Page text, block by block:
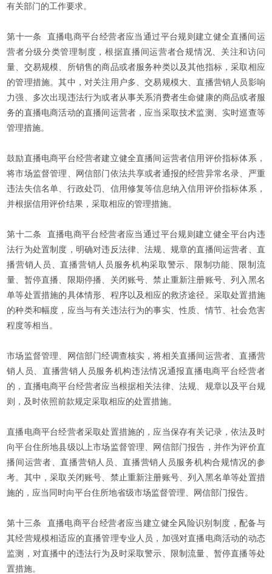
有关部门的工作要求。
第十一条 直播电商平台经营者应当通过平台规则建立健全直播间运
营者分级分类管理制度，根据直播间运营者合规情况、关注和访问
量、交易规模、所销售的商品或者服务种类以及其他指标，采取相应
的管理措施。其中，对关注用户多、交易规模大、直播营销人员影响
力强、多次出现违法行为或者从事关系消费者生命健康的商品或者服
务的直播电商活动的直播间运营者，应当采取技术监测、实时巡查等
管理措施。
鼓励直播电商平台经营者建立健全直播间运营者信用评价指标体系，
将市场监督管理、网信部门依法共享或者通报的经营异常名录、严重
违法失信名单、行政处罚、信用修复等信息纳入信用评价指标体系，
并根据信用评价结果，采取相应的管理措施。
第十二条 直播电商平台经营者应当通过平台规则建立健全平台内违
法行为处置制度，明确对违反法律、法规、规章的直播间运营者、直
播营销人员、直播营销人员服务机构采取警示、限制功能、限制流
量、暂停直播、限期停播、关闭账号、禁止重新注册账号、列入黑名
单等处置措施的具体情形、程序以及相应的救济途径。采取处置措施
的种类和幅度，应当与有关违法行为的事实、性质、情节、社会危害
程度等相当。
市场监督管理、网信部门经调查核实，将相关直播间运营者、直播营
销人员、直播营销人员服务机构违法情况通报直播电商平台经营者
的，直播电商平台经营者应当根据相关法律、法规、规章以及平台规
则，及时依照前款规定采取相应的处置措施。
直播电商平台经营者采取处置措施的，应当保存有关记录，依法及时
向平台住所地县级以上市场监督管理、网信部门报告，并作为评价直
播间运营者、直播营销人员、直播营销人员服务机构合规情况的参
考。其中，采取关闭账号、禁止重新注册账号、列入黑名单等处置措
施的，应当同时向平台住所地省级市场监督管理、网信部门报告。
第十三条 直播电商平台经营者应当建立健全风险识别制度，配备与
其经营规模相适应的直播管理专业人员，加强对直播电商活动的动态
监测，对直播中的违法行为及时采取警示、限制流量、暂停直播等处
置措施。